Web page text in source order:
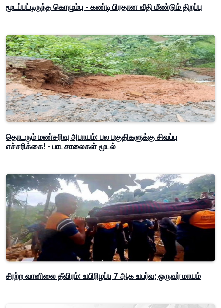
மூடப்பட்டிருந்த கொழும்பு - கண்டி பிரதான வீதி மீண்டும் திறப்பு
தொடரும் மண்சரிவு அபாயம்: பல பகுதிகளுக்கு சிவப்பு
எச்சரிக்கை! - பாடசாலைகள் மூடல்
சீரற்ற வானிலை தீவிரம்: உயிரிழப்பு 7 ஆக உயர்வு; ஒருவர் மாயம்